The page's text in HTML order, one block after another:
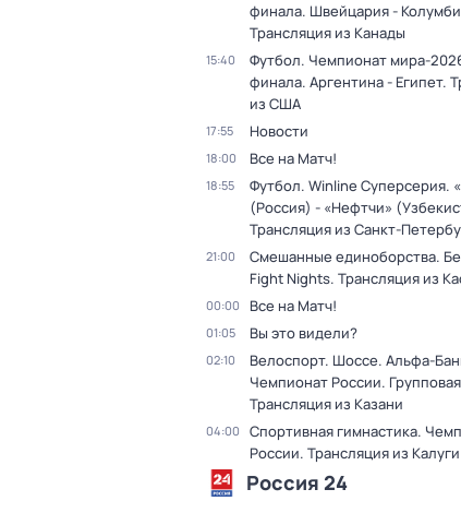
финала. Швейцария -
Трансляция из Канады
15:40
Футбол. Чемпионат мира-
финала. Аргентина - Египет.
из США
17:55 Новости
18:00 Все на Матч!
18:55
Футбол. Winline Суперсерия.
(Россия) - «Нефтчи»
Трансляция из Санкт-
21:00
Смешанные единоборства.
Fight Nights. Трансляция из
00:00 Все на Матч!
01:05 Вы это видели?
02:10
Велоспорт. Шоссе. Альфа-
Чемпионат России.
Трансляция из Казани
04:00
Спортивная гимнастика.
России. Трансляция из Калуги
Россия 24